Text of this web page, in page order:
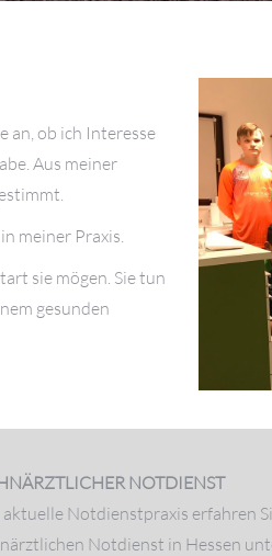
an, ob ich Interesse
Aus meiner
meiner Praxis.
sie mögen. Sie tun
gesunden
NOTDIENST
aktuelle Notdienstpraxis erfahren
Notdienst in Hessen